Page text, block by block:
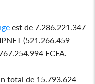
est de 7.286.221.347
(521.266.459
FCFA.
total de 15.793.624